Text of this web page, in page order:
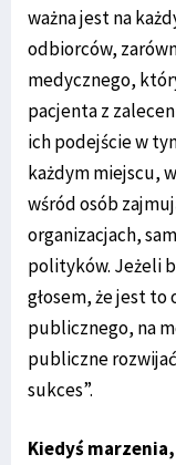
ważna jest na
odbiorców,
medycznego,
pacjenta z
ich podejście w
każdym miejscu,
wśród osób
organizacjach,
polityków. Jeżeli
głosem, że jest to
publicznego, na
publiczne
sukces”.
Kiedyś